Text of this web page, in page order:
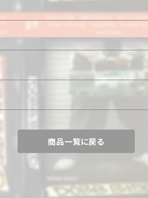
商品一覧に戻る